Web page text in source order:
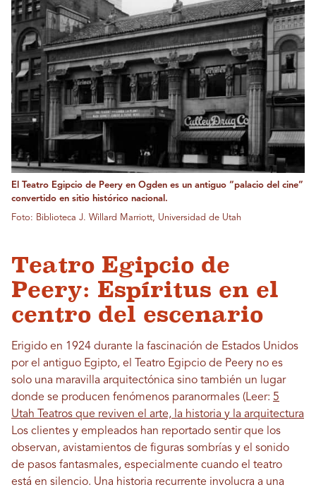
El Teatro Egipcio de Peery en Ogden es un antiguo “palacio del cine”
convertido en sitio histórico nacional.
Foto: Biblioteca J. Willard Marriott, Universidad de Utah
Teatro Egipcio de
Peery: Espíritus en el
centro del escenario
Erigido en 1924 durante la fascinación de Estados Unidos
por el antiguo Egipto, el Teatro Egipcio de Peery no es
solo una maravilla arquitectónica sino también un lugar
donde se producen fenómenos paranormales (Leer: 5
Utah Teatros que reviven el arte, la historia y la arquitectura
Los clientes y empleados han reportado sentir que los
observan, avistamientos de figuras sombrías y el sonido
de pasos fantasmales, especialmente cuando el teatro
está en silencio. Una historia recurrente involucra a una